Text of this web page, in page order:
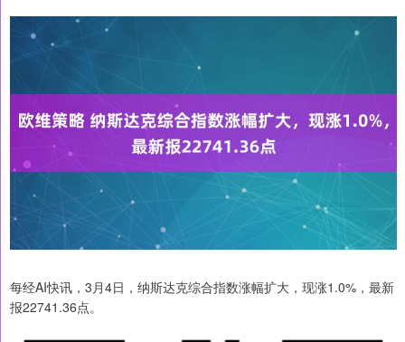
每经AI快讯，3月4日，纳斯达克综合指数涨幅扩大，现涨1.0%，最新
报22741.36点。